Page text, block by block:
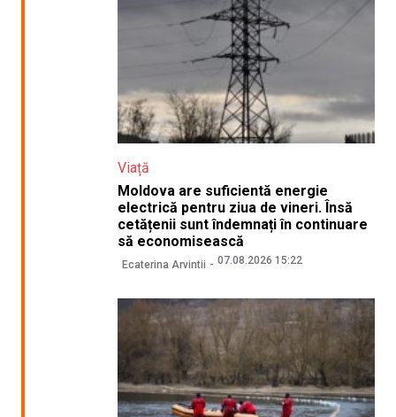
Viață
Moldova are suficientă energie
electrică pentru ziua de vineri. Însă
cetățenii sunt îndemnați în continuare
să economisească
Ecaterina Arvintii 07.08.2026 15:22